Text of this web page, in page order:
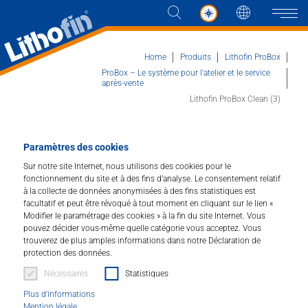
Paramètres des cookies
Sur notre site Internet, nous utilisons des cookies pour le
fonctionnement du site et à des fins d’analyse. Le consentement relatif
à la collecte de données anonymisées à des fins statistiques est
facultatif et peut être révoqué à tout moment en cliquant sur le lien «
Modifier le paramétrage des cookies » à la fin du site Internet. Vous
pouvez décider vous-même quelle catégorie vous acceptez. Vous
trouverez de plus amples informations dans notre Déclaration de
protection des données.
Nécessaires Statistiques
Plus d'informations
Langue
Les solutions
Actualités et plus
Entreprise
Contacter
DISTRIBUTEUR
Home Produits
Lithofin ProBox
ProBox – Le système pour l'atelier et le service
après-vente
Lithofin ProBox Clean (3)
Lithofin ProBox Clean (Cuisine)
Comme boîte de service pour les installateurs
sur chantier
Art.Nr. : 02-461
La Lithofin ProBox Clean (Cuisine) contient la gamme
complète de nettoyants et d'outils spéciaux pour le
nettoyage professionnel des plans de travail de cuisine
en pierre naturelle, en composite de quartz et en